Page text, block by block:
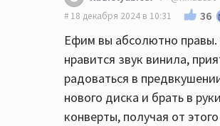
18 декабря 2024 в 10:31
36
Ефим вы абсолютно правы.
нравится звук винила,
радоваться в
нового диска и брать в
конверты, получая от